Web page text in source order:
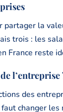
partager la
trois : les
reste
l’entreprise
des
changer